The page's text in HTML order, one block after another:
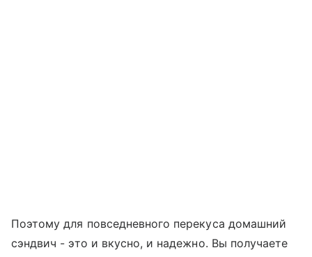
Поэтому для повседневного перекуса домашний
сэндвич - это и вкусно, и надежно. Вы получаете